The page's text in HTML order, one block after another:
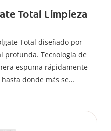
Total Limpieza
Total diseñado por
profunda. Tecnología de
espuma rápidamente
donde más se